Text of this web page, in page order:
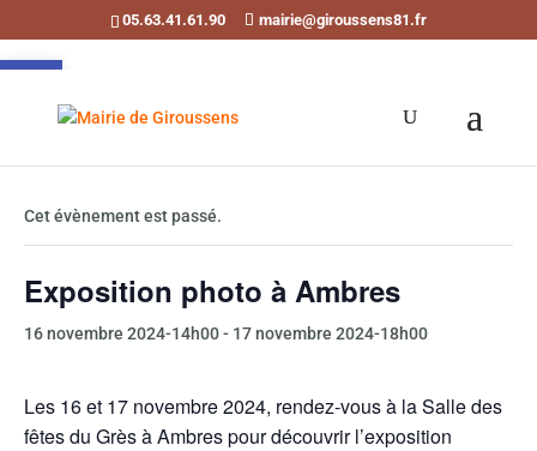
05.63.41.61.90 mairie@giroussens81.fr
Cet évènement est passé.
Exposition photo à Ambres
16 novembre 2024-14h00- 17 novembre 2024-18h00
Les 16 et 17 novembre 2024, rendez-vous à la Salle des
fêtes du Grès à Ambres pour découvrir l’exposition
Ouvrir la barre d’outils